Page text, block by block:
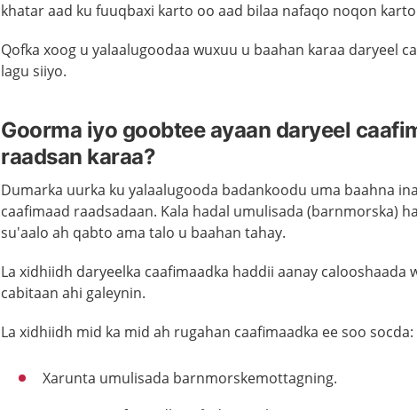
khatar aad ku fuuqbaxi karto oo aad bilaa nafaqo noqon
Qofka xoog u yalaalugoodaa wuxuu u baahan karaa daryeel
lagu siiyo.
Goorma iyo goobtee ayaan daryeel
raadsan karaa?
Dumarka uurka ku yalaalugooda badankoodu uma baahna
caafimaad raadsadaan. Kala hadal umulisada (barnmorska)
su'aalo ah qabto ama talo u baahan tahay.
La xidhiidh daryeelka caafimaadka haddii aanay calooshaada
cabitaan ahi galeynin.
La xidhiidh mid ka mid ah rugahan caafimaadka ee soo socda:
Xarunta umulisada barnmorskemottagning.